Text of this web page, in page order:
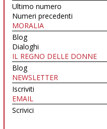
Ultimo numero
Numeri precedenti
MORALIA
Blog
Dialoghi
IL REGNO DELLE DONNE
Blog
NEWSLETTER
Iscriviti
EMAIL
Scrivici